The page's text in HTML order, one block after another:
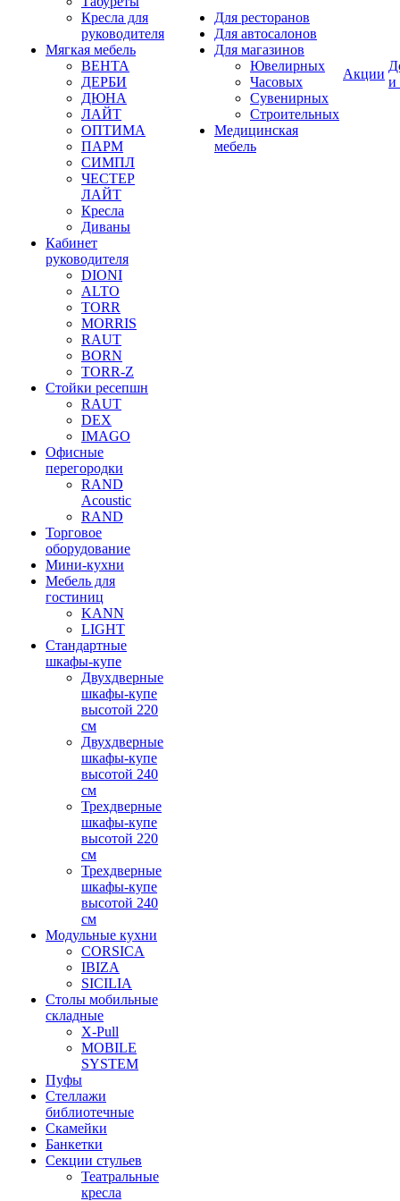
Кресла для
руководителя
Мягкая мебель
ВЕНТА
ДЕРБИ
ДЮНА
ЛАЙТ
ОПТИМА
ПАРМ
СИМПЛ
ЧЕСТЕР
ЛАЙТ
Кресла
Диваны
Кабинет
руководителя
DIONI
ALTO
TORR
MORRIS
RAUT
BORN
TORR-Z
Стойки ресепшн
RAUT
DEX
IMAGO
Офисные
перегородки
RAND
Acoustic
RAND
Торговое
оборудование
Мини-кухни
Мебель для
гостиниц
KANN
LIGHT
Стандартные
шкафы-купе
Двухдверные
шкафы-купе
высотой 220
см
Двухдверные
шкафы-купе
высотой 240
см
Трехдверные
шкафы-купе
высотой 220
см
Трехдверные
шкафы-купе
высотой 240
см
Модульные кухни
CORSICA
IBIZA
SICILIA
Столы мобильные
складные
X-Pull
MOBILE
SYSTEM
Пуфы
Стеллажи
библиотечные
Скамейки
Банкетки
Секции стульев
Театральные
кресла
Для ресторанов
Для автосалонов
Для магазинов
Ювелирных
Часовых
Сувенирных
Строительных
Медицинская
мебель
Акции
и